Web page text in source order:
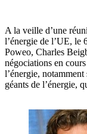
A la veille d’une
l’énergie de l’UE, le
Poweo, Charles
négociations en
l’énergie,
géants de l’énergie,